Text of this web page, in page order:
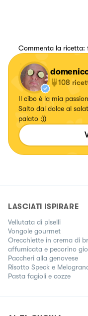
Commenta la ricetta:
108
Il cibo è la mia passione. La bilancia la mia disperazione.
Salto dal dolce al
palato :))
LASCIATI ISPIRARE
Vellutata di piselli
Vongole gourmet
Orecchiette in crema di
affumicata e pecorino
Paccheri alla genovese
Risotto Speck e
Pasta fagioli e cozze